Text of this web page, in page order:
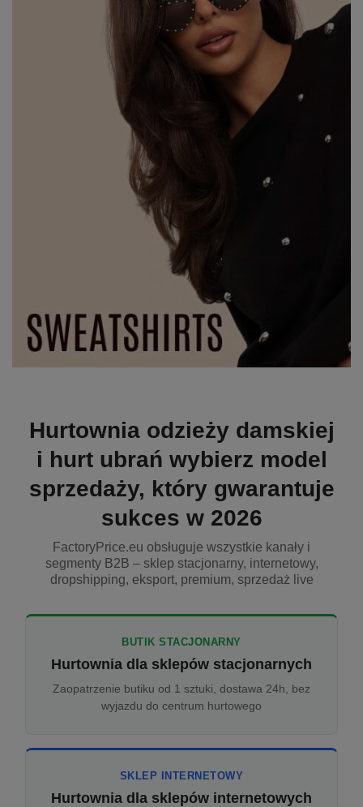
Hurtownia odzieży damskiej
i hurt ubrań wybierz model
sprzedaży, który gwarantuje
sukces w 2026
FactoryPrice.eu obsługuje wszystkie kanały i
segmenty B2B – sklep stacjonarny, internetowy,
dropshipping, eksport, premium, sprzedaż live
BUTIK STACJONARNY
Hurtownia dla sklepów stacjonarnych
Zaopatrzenie butiku od 1 sztuki, dostawa 24h, bez
wyjazdu do centrum hurtowego
SKLEP INTERNETOWY
Hurtownia dla sklepów internetowych